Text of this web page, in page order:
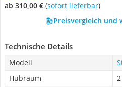
ab 310,00 € ( Sofort lieferbar)
Preisvergleich und
Technische Details
Modell
Hubraum